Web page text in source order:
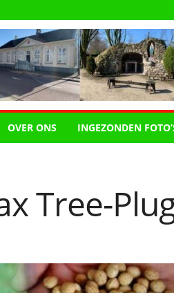
OVER ONS INGEZONDEN
Tree-